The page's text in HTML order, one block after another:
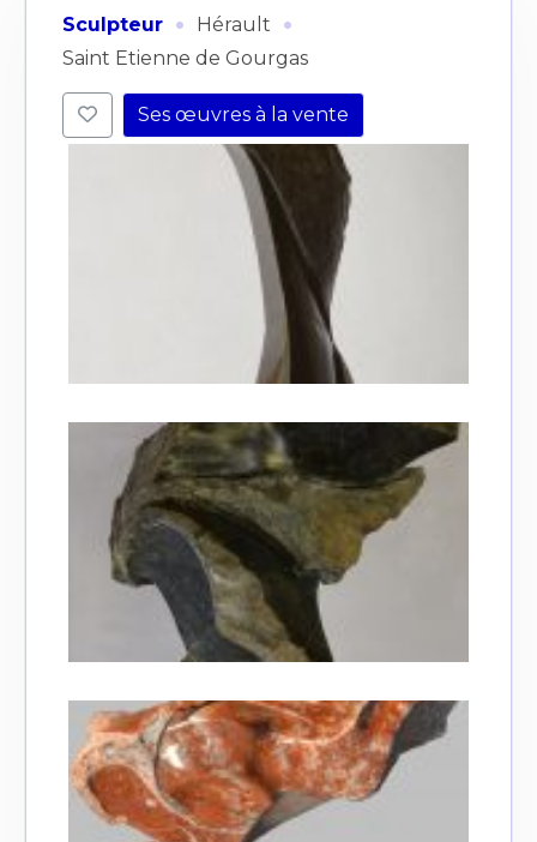
Sculpteur · Hérault ·
Saint Etienne de Gourgas
Ses œuvres à la vente